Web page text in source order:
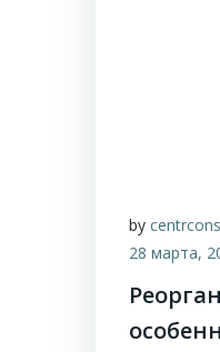
by centrcons
28 марта,